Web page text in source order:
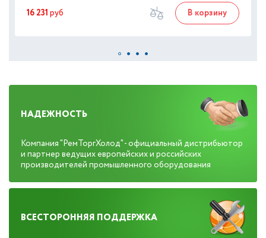
16 231 руб В корзину
НАДЕЖНОСТЬ
Компания "РемТоргХолод" - официальный дистрибьютор
и партнер ведущих европейских и российских
производителей промышленного оборудования
ВСЕСТОРОННЯЯ ПОДДЕРЖКА